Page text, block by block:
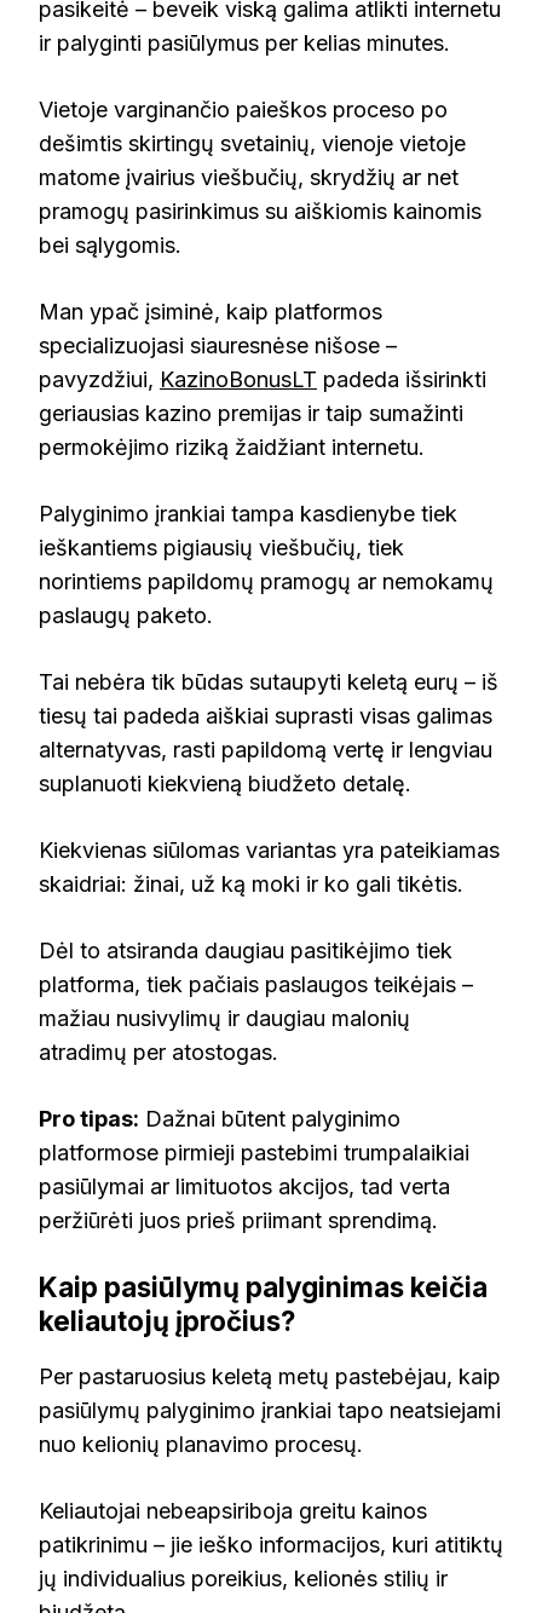
pasikeitė – beveik viską galima atlikti internetu
ir palyginti pasiūlymus per kelias minutes.
Vietoje varginančio paieškos proceso po
dešimtis skirtingų svetainių, vienoje vietoje
matome įvairius viešbučių, skrydžių ar net
pramogų pasirinkimus su aiškiomis kainomis
bei sąlygomis.
Man ypač įsiminė, kaip platformos
specializuojasi siauresnėse nišose –
pavyzdžiui, KazinoBonusLT padeda išsirinkti
geriausias kazino premijas ir taip sumažinti
permokėjimo riziką žaidžiant internetu.
Palyginimo įrankiai tampa kasdienybe tiek
ieškantiems pigiausių viešbučių, tiek
norintiems papildomų pramogų ar nemokamų
paslaugų paketo.
Tai nebėra tik būdas sutaupyti keletą eurų – iš
tiesų tai padeda aiškiai suprasti visas galimas
alternatyvas, rasti papildomą vertę ir lengviau
suplanuoti kiekvieną biudžeto detalę.
Kiekvienas siūlomas variantas yra pateikiamas
skaidriai: žinai, už ką moki ir ko gali tikėtis.
Dėl to atsiranda daugiau pasitikėjimo tiek
platforma, tiek pačiais paslaugos teikėjais –
mažiau nusivylimų ir daugiau malonių
atradimų per atostogas.
Pro tipas: Dažnai būtent palyginimo
platformose pirmieji pastebimi trumpalaikiai
pasiūlymai ar limituotos akcijos, tad verta
peržiūrėti juos prieš priimant sprendimą.
Kaip pasiūlymų palyginimas keičia
keliautojų įpročius?
Per pastaruosius keletą metų pastebėjau, kaip
pasiūlymų palyginimo įrankiai tapo neatsiejami
nuo kelionių planavimo procesų.
Keliautojai nebeapsiriboja greitu kainos
patikrinimu – jie ieško informacijos, kuri atitiktų
jų individualius poreikius, kelionės stilių ir